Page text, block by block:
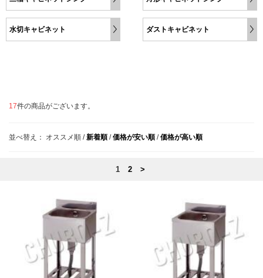
水切キャビネット ダストキャビネット
17件の商品がございます。
並べ替え： オススメ順 /新着順 /価格が安い順 /価格が高い順
1 2 >